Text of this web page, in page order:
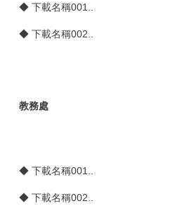
◆ 下載名稱001..
◆ 下載名稱002..
教務處
◆ 下載名稱001..
◆ 下載名稱002..